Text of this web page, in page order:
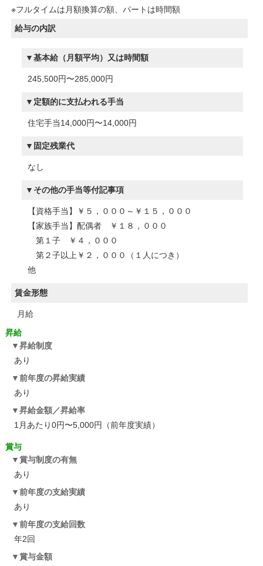
※フルタイムは月額換算の額、パートは時間額
給与の内訳
基本給（月額平均）又は時間額
245,500円〜285,000円
定額的に支払われる手当
住宅手当14,000円〜14,000円
固定残業代
なし
その他の手当等付記事項
【資格手当】￥５，０００～￥１５，０００
【家族手当】配偶者 ￥１８，０００
第１子 ￥４，０００
第２子以上￥２，０００（１人につき）
他
賃金形態
月給
昇給
昇給制度
あり
前年度の昇給実績
あり
昇給金額／昇給率
1月あたり0円〜5,000円（前年度実績）
賞与
賞与制度の有無
あり
前年度の支給実績
あり
前年度の支給回数
年2回
賞与金額